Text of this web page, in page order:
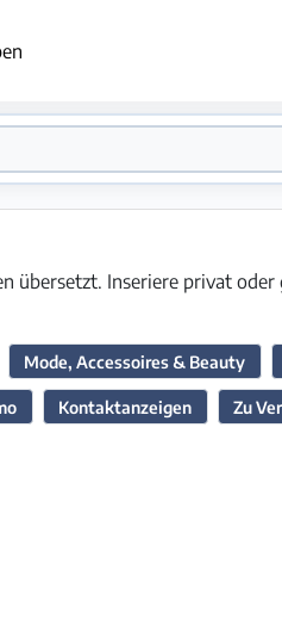
übersetzt. Inseriere privat
Mode, Accessoires & Beauty
Kontaktanzeigen Zu